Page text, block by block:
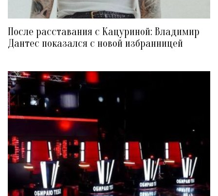
После расставания с Кацуриной: Владимир
Дантес показался с новой избранницей